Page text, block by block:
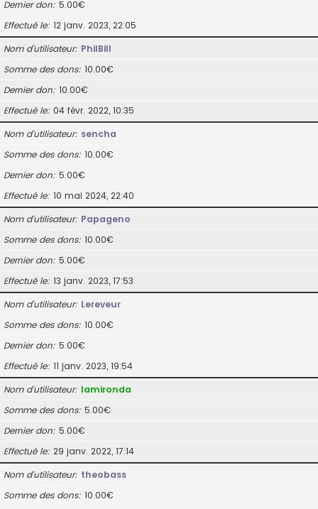
Dernier don 5.00€
Effectué le 12 janv. 2023, 22:05
Nom d’utilisateur PhilBill
Somme des dons 10.00€
Dernier don 10.00€
Effectué le 04 févr. 2022, 10:35
Nom d’utilisateur sencha
Somme des dons 10.00€
Dernier don 5.00€
Effectué le 10 mai 2024, 22:40
Nom d’utilisateur Papageno
Somme des dons 10.00€
Dernier don 5.00€
Effectué le 13 janv. 2023, 17:53
Nom d’utilisateur Lereveur
Somme des dons 10.00€
Dernier don 5.00€
Effectué le 11 janv. 2023, 19:54
Nom d’utilisateur lamironda
Somme des dons 5.00€
Dernier don 5.00€
Effectué le 29 janv. 2022, 17:14
Nom d’utilisateur theobass
Somme des dons 10.00€